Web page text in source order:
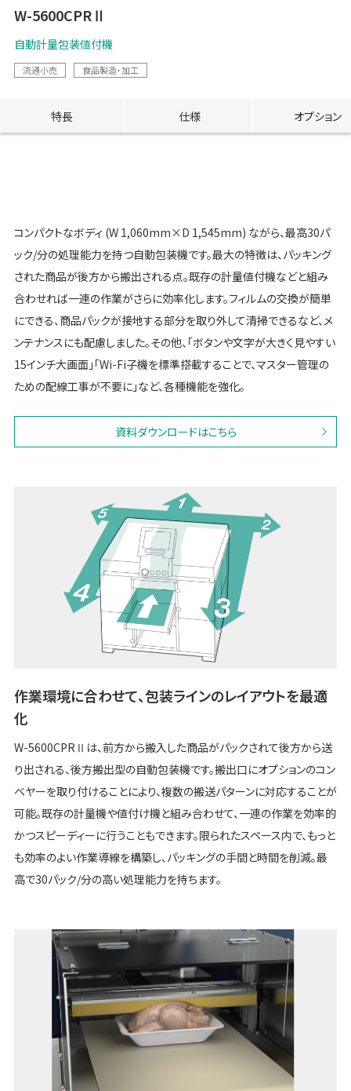
W-5600CPRⅡ
自動計量包装値付機
流通小売 食品製造・加工
特長 仕様 オプション
コンパクトなボディ (W 1,060mm×D 1,545mm) ながら、最高30パ
ック/分の処理能力を持つ自動包装機です。最大の特徴は、パッキング
された商品が後方から搬出される点。既存の計量値付機などと組み
合わせれば一連の作業がさらに効率化します。フィルムの交換が簡単
にできる、商品パックが接地する部分を取り外して清掃できるなど、メ
ンテナンスにも配慮しました。その他、「ボタンや文字が大きく見やすい
15インチ大画面」「Wi-Fi子機を標準搭載することで、マスター管理の
ための配線工事が不要に」など、各種機能を強化。
資料ダウンロードはこちら
作業環境に合わせて、包装ラインのレイアウトを最適
化
W-5600CPRⅡは、前方から搬入した商品がパックされて後方から送
り出される、後方搬出型の自動包装機です。搬出口にオプションのコン
ベヤーを取り付けることにより、複数の搬送パターンに対応することが
可能。既存の計量機や値付け機と組み合わせて、一連の作業を効率的
かつスピーディーに行うこともできます。限られたスペース内で、もっと
も効率のよい作業導線を構築し、パッキングの手間と時間を削減。最
高で30パック/分の高い処理能力を持ちます。